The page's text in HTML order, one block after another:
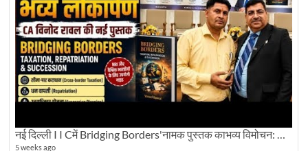
नई दिल्ली I I Cमें Bridging Borders'नामक पुस्तक काभव्य विमोचन: Dku ब्यूरो चीफ की ग्राउंड रिपोर्टिंग
5 weeks ago